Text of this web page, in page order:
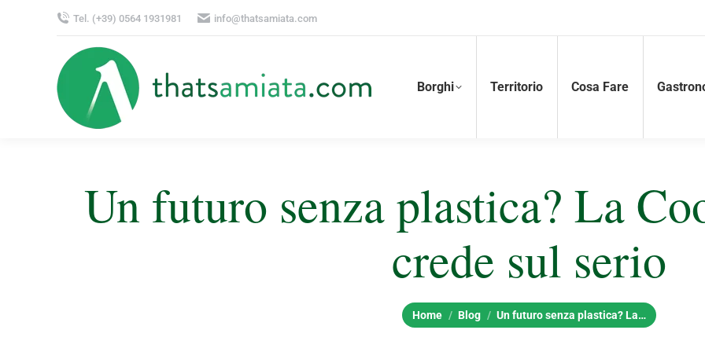
Tel. (+39) 0564 1931981 info@thatsamiata.com
Borghi Territorio Cosa Fare
Un futuro senza plastica? La
crede sul serio
Home Blog Un futuro senza plastica? La…